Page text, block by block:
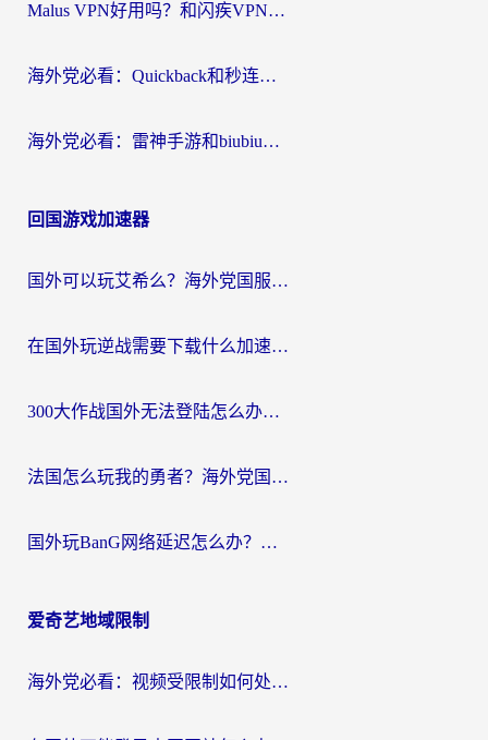
Malus VPN好用吗？和闪疾VPN对比哪个回国效果更好？海外华人的实用避坑指南
海外党必看：Quickback和秒连好用吗？3步选对回国加速器，无缝刷国内资源
海外党必看：雷神手游和biubiu好用吗？3招选对回国加速器无缝刷国内资源
回国游戏加速器
国外可以玩艾希么？海外党国服游戏畅玩终极指南（附加速器选择秘籍）
在国外玩逆战需要下载什么加速器呢？海外党亲测有效的国服游戏加速指南
300大作战国外无法登陆怎么办？海外玩家亲测有效的解决指南
法国怎么玩我的勇者？海外党国服游戏不卡攻略，附3款热门游戏加速实测
国外玩BanG网络延迟怎么办？海外玩家亲测有效的国服游戏加速指南
爱奇艺地域限制
海外党必看：视频受限制如何处理？3步解决国内剧番“看不了”难题